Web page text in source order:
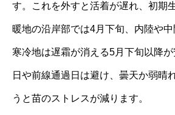
す。これを外すと活着が遅れ、初期
暖地の沿岸部では4月下旬、内陸や中
寒冷地は遅霜が消える5月下旬以降
日や前線通過日は避け、曇天か弱晴
うと苗のストレスが減ります。